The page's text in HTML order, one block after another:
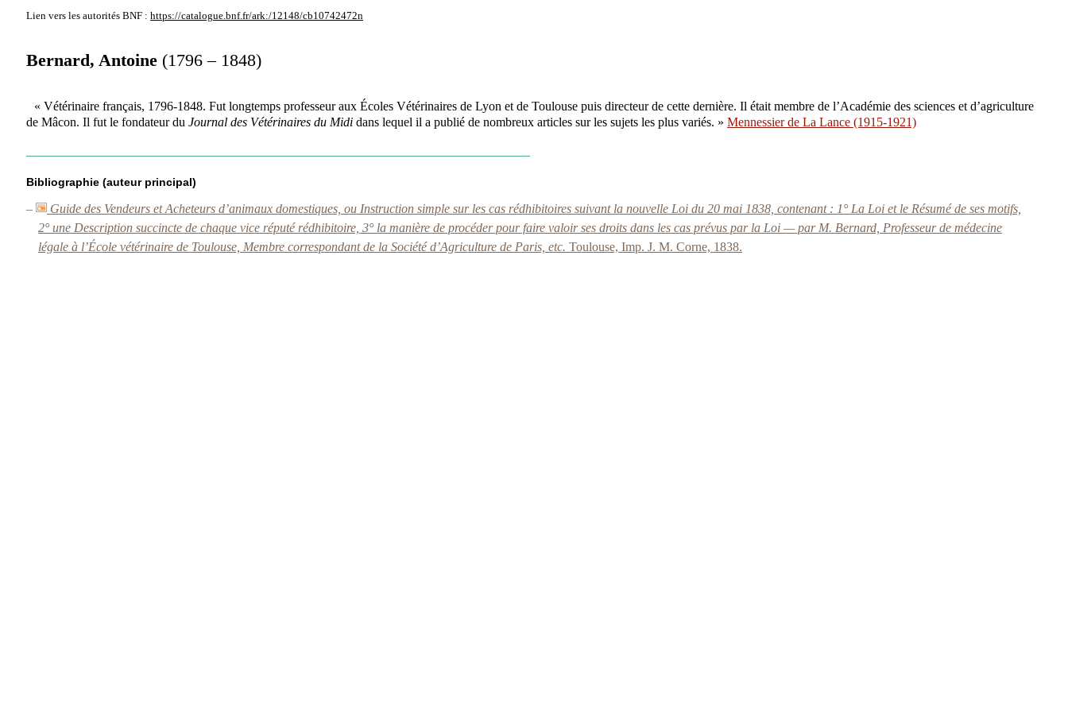
Lien vers les autorités BNF : https://catalogue.bnf.fr/ark:/12148/cb10742472n
Bernard, Antoine (1796 – 1848)
« Vétérinaire français, 1796-1848. Fut longtemps professeur aux Écoles Vétérinaires de Lyon et de Toulouse puis directeur de cette dernière. Il était membre de l’Académie des sciences et d’agriculture
de Mâcon. Il fut le fondateur du Journal des Vétérinaires du Midi dans lequel il a publié de nombreux articles sur les sujets les plus variés. » Mennessier de La Lance (1915-1921)
Bibliographie (auteur principal)
–
Guide des Vendeurs et Acheteurs d’animaux domestiques, ou Instruction simple sur les cas rédhibitoires suivant la nouvelle Loi du 20 mai 1838, contenant : 1° La Loi et le Résumé de ses motifs,
2° une Description succincte de chaque vice réputé rédhibitoire, 3° la manière de procéder pour faire valoir ses droits dans les cas prévus par la Loi — par M. Bernard, Professeur de médecine
légale à l’École vétérinaire de Toulouse, Membre correspondant de la Société d’Agriculture de Paris, etc. Toulouse, Imp. J. M. Corne, 1838.